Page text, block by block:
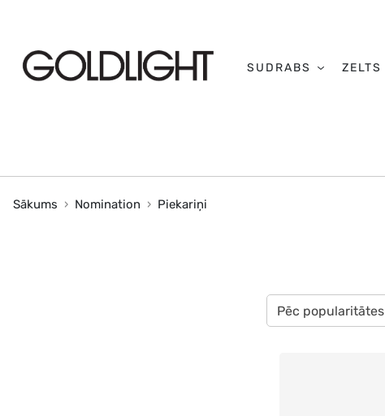
SUDRABS ZELTS
Sākums Nomination Piekariņi
Pēc popularitātes